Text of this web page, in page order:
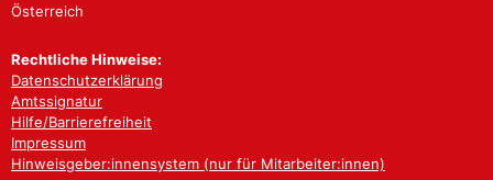
Österreich
Rechtliche Hinweise:
Datenschutzerklärung
Amtssignatur
Hilfe/Barrierefreiheit
Impressum
Hinweisgeber:innensystem (nur für Mitarbeiter:innen)